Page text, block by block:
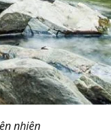
nhiên